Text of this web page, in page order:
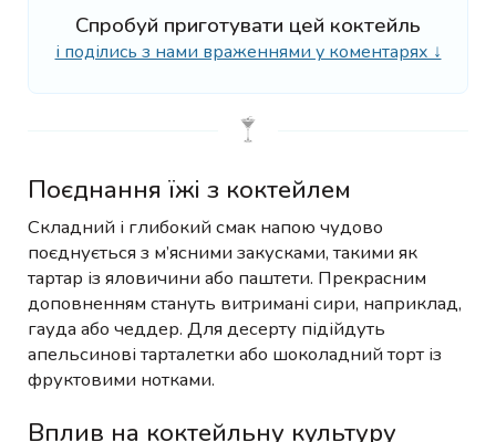
Спробуй приготувати цей коктейль
і поділись з нами враженнями у коментарях ↓
Поєднання їжі з коктейлем
Складний і глибокий смак напою чудово
поєднується з м’ясними закусками, такими як
тартар із яловичини або паштети. Прекрасним
доповненням стануть витримані сири, наприклад,
гауда або чеддер. Для десерту підійдуть
апельсинові тарталетки або шоколадний торт із
фруктовими нотками.
Вплив на коктейльну культуру